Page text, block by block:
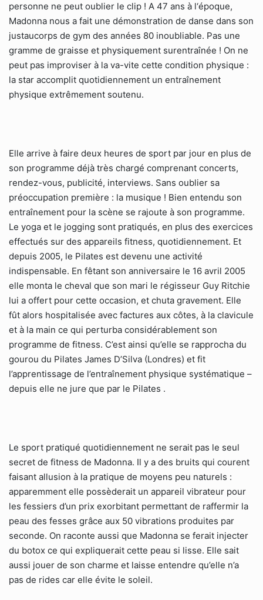
personne ne peut oublier le clip ! A 47 ans à l‘époque,
Madonna nous a fait une démonstration de danse dans son
justaucorps de gym des années 80 inoubliable. Pas une
gramme de graisse et physiquement surentraînée ! On ne
peut pas improviser à la va-vite cette condition physique :
la star accomplit quotidiennement un entraînement
physique extrêmement soutenu.
Elle arrive à faire deux heures de sport par jour en plus de
son programme déjà très chargé comprenant concerts,
rendez-vous, publicité, interviews. Sans oublier sa
préoccupation première : la musique ! Bien entendu son
entraînement pour la scène se rajoute à son programme.
Le yoga et le jogging sont pratiqués, en plus des exercices
effectués sur des appareils fitness, quotidiennement. Et
depuis 2005, le Pilates est devenu une activité
indispensable. En fêtant son anniversaire le 16 avril 2005
elle monta le cheval que son mari le régisseur Guy Ritchie
lui a offert pour cette occasion, et chuta gravement. Elle
fût alors hospitalisée avec factures aux côtes, à la clavicule
et à la main ce qui perturba considérablement son
programme de fitness. C’est ainsi qu’elle se rapprocha du
gourou du Pilates James D’Silva (Londres) et fit
l’apprentissage de l’entraînement physique systématique –
depuis elle ne jure que par le Pilates .
Le sport pratiqué quotidiennement ne serait pas le seul
secret de fitness de Madonna. Il y a des bruits qui courent
faisant allusion à la pratique de moyens peu naturels :
apparemment elle possèderait un appareil vibrateur pour
les fessiers d’un prix exorbitant permettant de raffermir la
peau des fesses grâce aux 50 vibrations produites par
seconde. On raconte aussi que Madonna se ferait injecter
du botox ce qui expliquerait cette peau si lisse. Elle sait
aussi jouer de son charme et laisse entendre qu’elle n’a
pas de rides car elle évite le soleil.